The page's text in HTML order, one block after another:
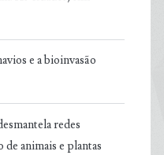
e a bioinvasão
redes
animais e plantas